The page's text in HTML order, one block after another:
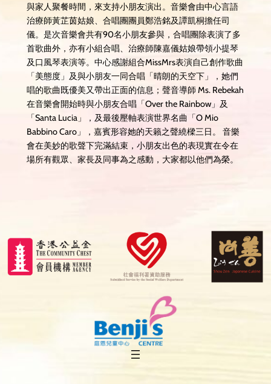
與家人聚餐時間，來支持小朋友演出。音樂會由中心言語
治療師黃芷茵姑娘、合唱團團員鄭浩銘及譚凱桐擔任司
儀。是次音樂會共有90名小朋友參與，合唱團除表演了多
首歌曲外，亦有小組合唱、治療師陳嘉儀姑娘帶領小提琴
及口風琴表演等。中心感謝組合MissMrs表演自己創作歌曲
「美態度」及與小朋友一同合唱「晴朗的天空下」，她們
唱的歌曲既優美又帶出正面的信息；聲音導師 Ms. Rebekah
在音樂會開始時與小朋友合唱「Over the Rainbow」及
「Santa Lucia」，及最後壓軸表演世界名曲「O Mio
Babbino Caro」，嘉賓形容她的天籟之聲繞樑三日。 音樂
會在美妙的歌聲下完滿結束，小朋友出色的表現實在令在
場所有觀眾、家長及同事為之感動，大家都以他們為榮。